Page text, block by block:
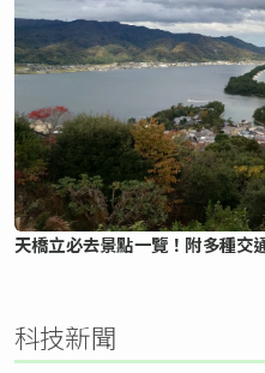
天橋立必去景點一覽！附多種交
科技新聞